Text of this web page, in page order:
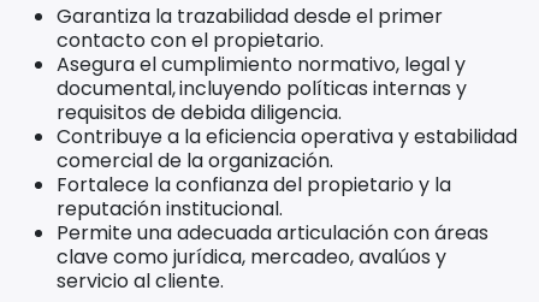
Garantiza la trazabilidad desde el primer
contacto con el propietario.
Asegura el cumplimiento normativo, legal y
documental,incluyendo políticas internas y
requisitos de debida diligencia.
Contribuye a la eficiencia operativa y estabilidad
comercial de la organización.
Fortalece la confianza del propietario y la
reputación institucional.
Permite una adecuada articulación con áreas
clave como jurídica, mercadeo, avalúos y
servicio al cliente.